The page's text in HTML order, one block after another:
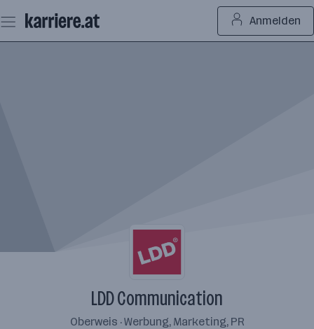
Seiteninhalt
springen
Anmelden
LDD Communication
Oberweis · Werbung, Marketing, PR